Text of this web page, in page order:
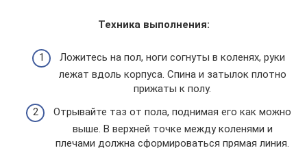
Техника выполнения:
Ложитесь на пол, ноги согнуты в коленях, руки
лежат вдоль корпуса. Спина и затылок плотно
прижаты к полу.
Отрывайте таз от пола, поднимая его как можно
выше. В верхней точке между коленями и
плечами должна сформироваться прямая линия.